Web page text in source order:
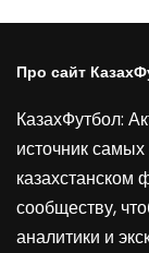
Про сайт
КазахФутбол:
источник
казахстанском
сообществу,
аналитики и